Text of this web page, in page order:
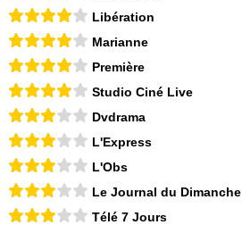
Libération
Marianne
Première
Studio Ciné Live
Dvdrama
L'Express
L'Obs
Le Journal du Dimanche
Télé 7 Jours